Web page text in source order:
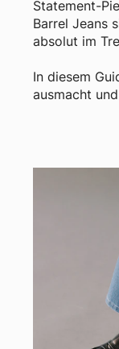
Statement-
Barrel Jeans
absolut im
In diesem
ausmacht